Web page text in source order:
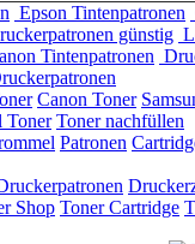
Epson Tintenpatronen
günstig
Tintenpatronen
Canon Toner
Toner Toner nachfüllen
Patronen
Shop Toner Cartridge